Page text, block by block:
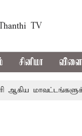
TV
சினிமா
கன